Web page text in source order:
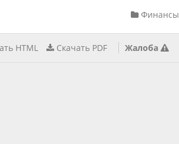
Финансы
HTML Скачать PDF Жалоба